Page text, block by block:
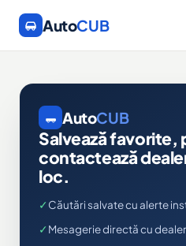
AutoCUB
AutoCUB
Salvează favorite,
contactează
loc.
✓ Căutări salvate cu alerte
✓Mesagerie directă cu